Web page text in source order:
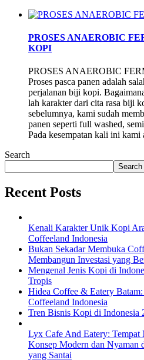
PROSES ANAEROBIC
KOPI
PROSES ANAEROBIC
Proses pasca panen adalah
perjalanan biji kopi.
lah karakter dari cita rasa biji
sebelumnya, kami sudah
panen seperti full washed,
Pada kesempatan kali ini
Search
Search
Recent Posts
Kenali Karakter Unik Kopi
Coffeeland Indonesia
Bukan Sekadar Membuka
Membangun Investasi yang
Mengenal Jenis Kopi di
Tropis
Hidea Coffee & Eatery
Coffeeland Indonesia
Tren Bisnis Kopi di Indonesia
Lyx Cafe And Eatery: Tempat
Konsep Modern dan Nyaman
yang Santai